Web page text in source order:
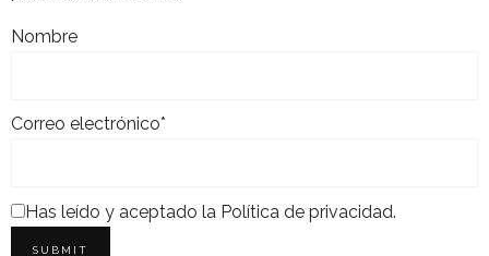
Nombre
Correo electrónico*
Has leído y aceptado la Política de privacidad.